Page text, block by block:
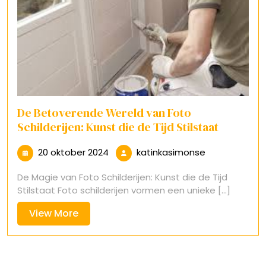
De Betoverende Wereld van Foto
Schilderijen: Kunst die de Tijd Stilstaat
20 oktober 2024 20
oktober
2024
katinkasimonse
De Magie van Foto Schilderijen: Kunst die de Tijd
Stilstaat Foto schilderijen vormen een unieke [...]
View MoreView
More